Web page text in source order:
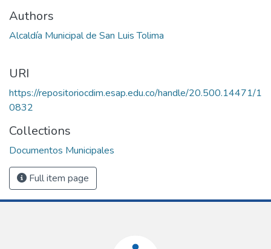
Authors
Alcaldía Municipal de San Luis Tolima
URI
https://repositoriocdim.esap.edu.co/handle/20.500.14471/1
0832
Collections
Documentos Municipales
Full item page